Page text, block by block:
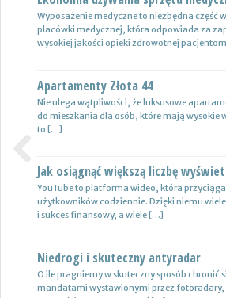
Wyposażenie medyczne to niezbędna część
placówki medycznej, która odpowiada za
wysokiej jakości opieki zdrowotnej
Apartamenty Złota 44
Nie ulega wątpliwości, że luksusowe
do mieszkania dla osób, które mają wysokie
to […]
Jak osiągnąć większą liczbę
YouTube to platforma wideo, która
użytkowników codziennie. Dzięki niemu wiele
i sukces finansowy, a wiele […]
Niedrogi i skuteczny antyradar
O ile pragniemy w skuteczny sposób chronić
mandatami wystawionymi przez fotoradary,
Nie ulega wątpliwości, że do pojazdów
oświetlenie wysokiej jakości, które zapewni
bezpieczeństwa oraz podniesie komfort […]
Wynajem samochodów i naczep –
Z całą pewnością firmy transportowe
logistyczne potrzebują przede wszystkim
które są gotowe do pracy. […]
Certyfikat uprawnień w branży
Uprawnienia w biznesie budowlanej dotyczą
Jest to specjalność architektoniczna,
konstrukcyjno-budowlana, inżynieryjna oraz
Drewutnia z palet na działkę
Wiele osób zastanawia się, jaki rodzaj
Previous